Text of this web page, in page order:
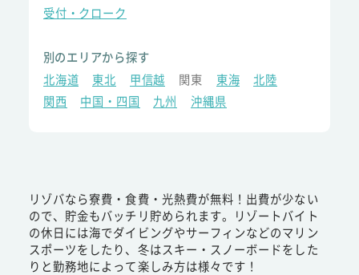
受付・クローク
別のエリアから探す
北海道
東北 甲信越 関東 東海
北陸
関西
中国・四国 九州 沖縄県
リゾバなら寮費・食費・光熱費が無料！出費が少ない
ので、貯金もバッチリ貯められます。リゾートバイト
の休日には海でダイビングやサーフィンなどのマリン
スポーツをしたり、冬はスキー・スノーボードをした
りと勤務地によって楽しみ方は様々です！